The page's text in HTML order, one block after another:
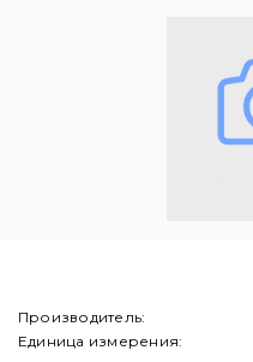
Производитель:
Единица измерения: